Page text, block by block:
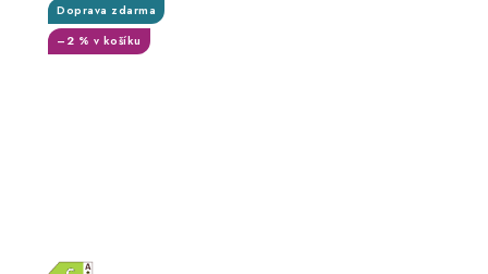
Doprava zdarma
–2 % v košíku